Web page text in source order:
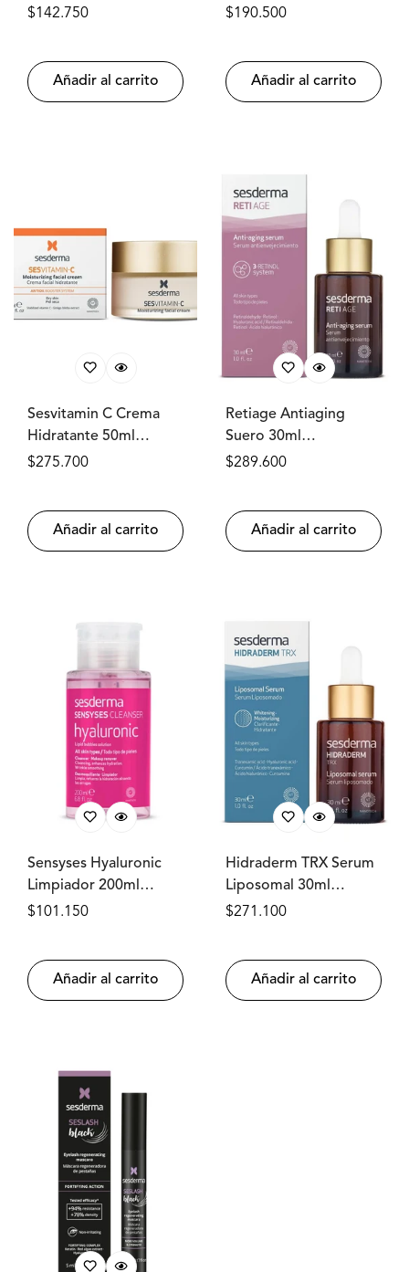
Tacto Seda con Color
Precio
$142.750
Añadir al carrito
SESDERMA®
Precio
$190.500
Añadir al carrito
Sesvitamin C Crema
Hidratante 50ml
SESDERMA®
Precio
$275.700
Añadir al carrito
Retiage Antiaging
Suero 30ml
SESDERMA®
Precio
$289.600
Añadir al carrito
Sensyses Hyaluronic
Limpiador 200ml
SESDERMA®
Precio
$101.150
Añadir al carrito
Hidraderm TRX Serum
Liposomal 30ml
SESDERMA®
Precio
$271.100
Añadir al carrito